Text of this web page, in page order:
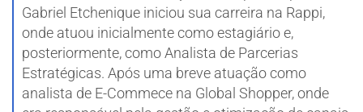
Gabriel Etchenique iniciou sua carreira na Rappi,
onde atuou inicialmente como estagiário e,
posteriormente, como Analista de Parcerias
Estratégicas. Após uma breve atuação como
analista de E-Commece na Global Shopper, onde